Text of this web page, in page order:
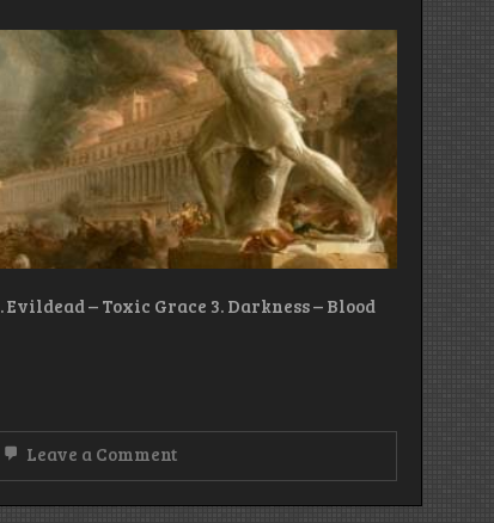
– Toxic Grace 3. Darkness – Blood
Leave a Commenton